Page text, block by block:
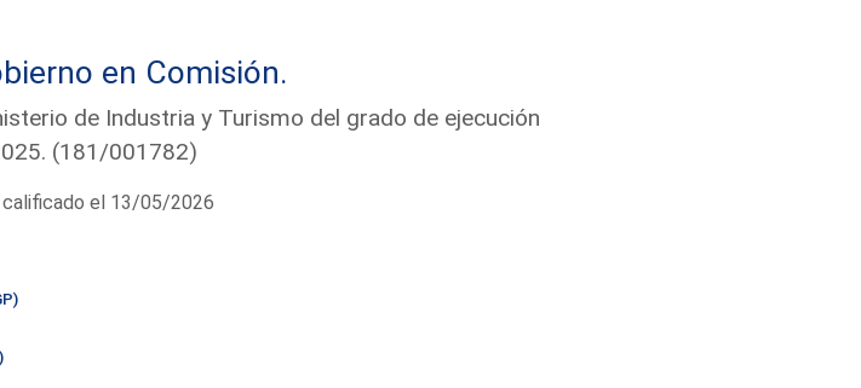
en Comisión.
de Industria y Turismo del grado de ejecución
(181/001782)
el 13/05/2026